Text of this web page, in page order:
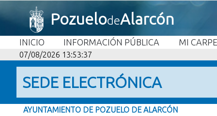
PozuelodeAlarcón
INICIO INFORMACIÓN PÚBLICA MI
07/08/2026 13:53:37
SEDE ELECTRÓNICA
AYUNTAMIENTO DE POZUELO DE ALARCÓN